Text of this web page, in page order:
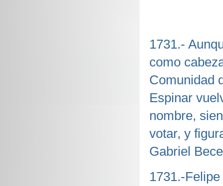
1731.-
como
Comunidad
Espinar
nombre,
votar, y
Gabriel
1731.-